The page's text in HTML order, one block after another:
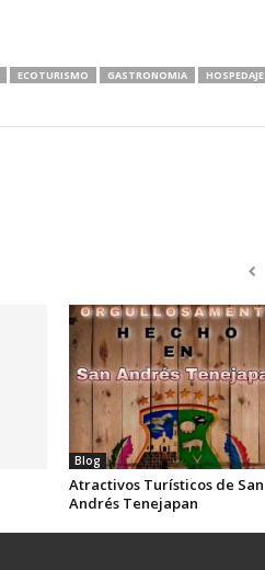
ECOTURISMO GASTRONOMIA
HOSPEDAJE
Blog
Atractivos Turísticos de San
Andrés Tenejapan